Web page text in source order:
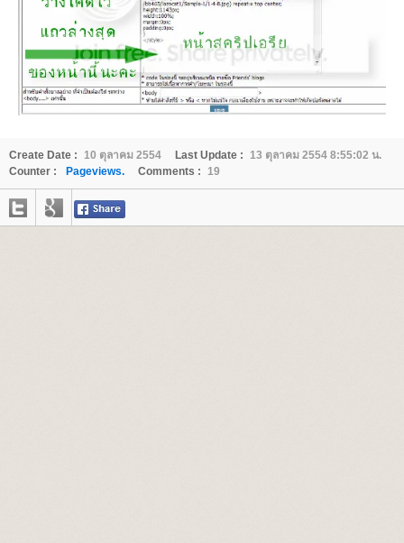
Create Date : 10 ตุลาคม 2554 Last Update : 13 ตุลาคม 2554 8:55:02 น.
Counter :
Pageviews. Comments : 19